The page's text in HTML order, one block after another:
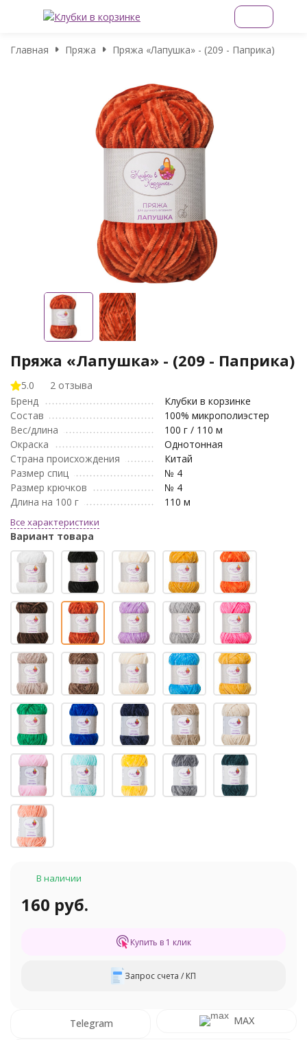
Главная Пряжа Пряжа «Лапушка» - (209 - Паприка)
Пряжа «Лапушка» - (209 - Паприка)
5.0
2 отзыва
Бренд
Клубки в корзинке
Состав
100% микрополиэстер
Вес/длина
100 г / 110 м
Окраска
Однотонная
Страна происхождения
Китай
Размер спиц
№ 4
Размер крючков
№ 4
Длина на 100 г
110 м
Все характеристики
Вариант товара
В наличии
160 руб.
Купить в 1 клик
Запрос счета / КП
Telegram MAX